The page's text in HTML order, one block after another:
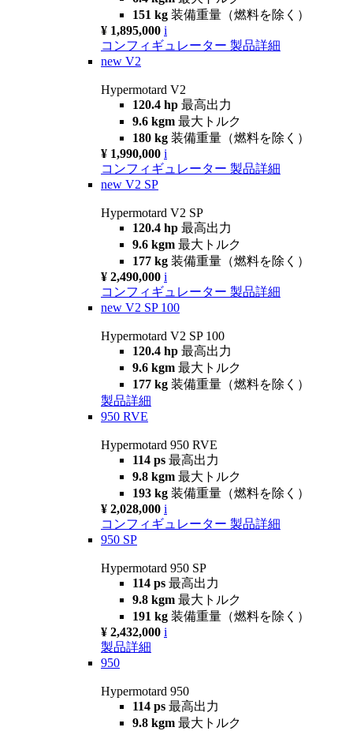
151 kg 装備重量（燃料を除く）
¥ 1,895,000 i
コンフィギュレーター 製品詳細
new V2
Hypermotard V2
120.4 hp 最高出力
9.6 kgm 最大トルク
180 kg 装備重量（燃料を除く）
¥ 1,990,000 i
コンフィギュレーター 製品詳細
new V2 SP
Hypermotard V2 SP
120.4 hp 最高出力
9.6 kgm 最大トルク
177 kg 装備重量（燃料を除く）
¥ 2,490,000 i
コンフィギュレーター 製品詳細
new V2 SP 100
Hypermotard V2 SP 100
120.4 hp 最高出力
9.6 kgm 最大トルク
177 kg 装備重量（燃料を除く）
製品詳細
950 RVE
Hypermotard 950 RVE
114 ps 最高出力
9.8 kgm 最大トルク
193 kg 装備重量（燃料を除く）
¥ 2,028,000 i
コンフィギュレーター 製品詳細
950 SP
Hypermotard 950 SP
114 ps 最高出力
9.8 kgm 最大トルク
191 kg 装備重量（燃料を除く）
¥ 2,432,000 i
製品詳細
950
Hypermotard 950
114 ps 最高出力
9.8 kgm 最大トルク